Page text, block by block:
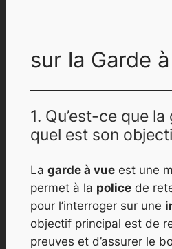
sur la Garde
1. Qu’est-ce que
quel est son
La garde à vueest une
permet à la policede
pour l’interroger sur une
objectif principal est de
preuves et d’assurer le